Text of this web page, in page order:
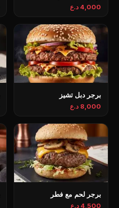
4,000 د.ع
برجر دبل تشيز
8,000 د.ع
برجر لحم مع فطر
4,500 د.ع